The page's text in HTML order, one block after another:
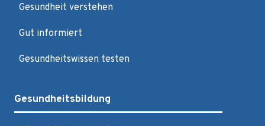
Gesundheit verstehen
Gut informiert
Gesundheitswissen testen
Gesundheitsbildung